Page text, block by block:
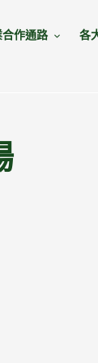
合作通路
各